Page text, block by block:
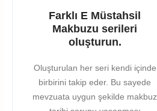
Farklı E Müstahsil
Makbuzu serileri
oluşturun.
Oluşturulan her seri kendi içinde
birbirini takip eder. Bu sayede
mevzuata uygun şekilde makbuz